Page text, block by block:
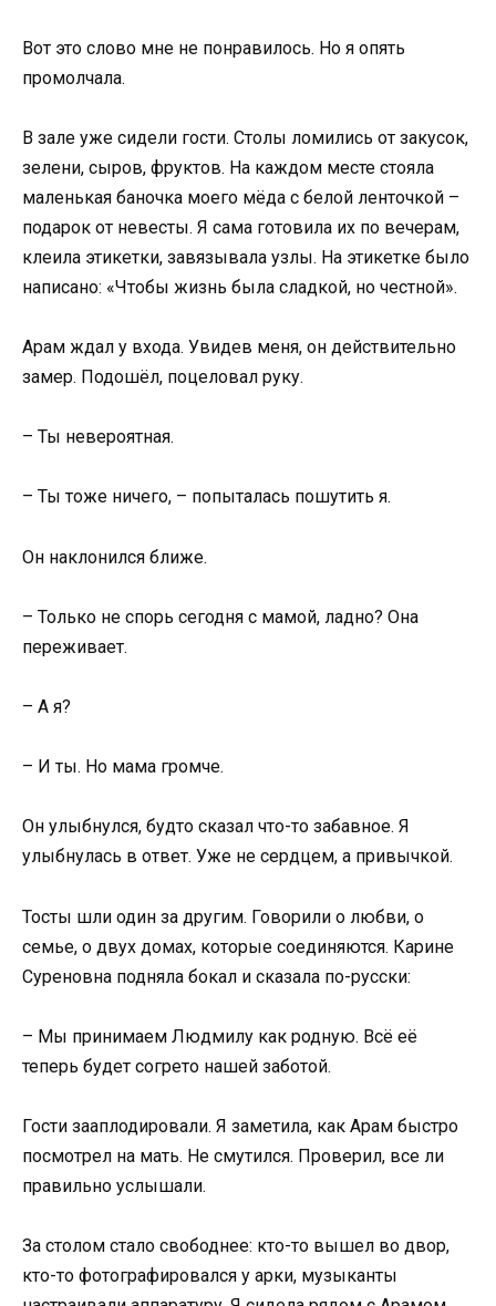
Вот это слово мне не понравилось. Но я опять
промолчала.
В зале уже сидели гости. Столы ломились от закусок,
зелени, сыров, фруктов. На каждом месте стояла
маленькая баночка моего мёда с белой ленточкой –
подарок от невесты. Я сама готовила их по вечерам,
клеила этикетки, завязывала узлы. На этикетке было
написано: «Чтобы жизнь была сладкой, но честной».
Арам ждал у входа. Увидев меня, он действительно
замер. Подошёл, поцеловал руку.
– Ты невероятная.
– Ты тоже ничего, – попыталась пошутить я.
Он наклонился ближе.
– Только не спорь сегодня с мамой, ладно? Она
переживает.
– А я?
– И ты. Но мама громче.
Он улыбнулся, будто сказал что-то забавное. Я
улыбнулась в ответ. Уже не сердцем, а привычкой.
Тосты шли один за другим. Говорили о любви, о
семье, о двух домах, которые соединяются. Карине
Суреновна подняла бокал и сказала по-русски:
– Мы принимаем Людмилу как родную. Всё её
теперь будет согрето нашей заботой.
Гости зааплодировали. Я заметила, как Арам быстро
посмотрел на мать. Не смутился. Проверил, все ли
правильно услышали.
За столом стало свободнее: кто-то вышел во двор,
кто-то фотографировался у арки, музыканты